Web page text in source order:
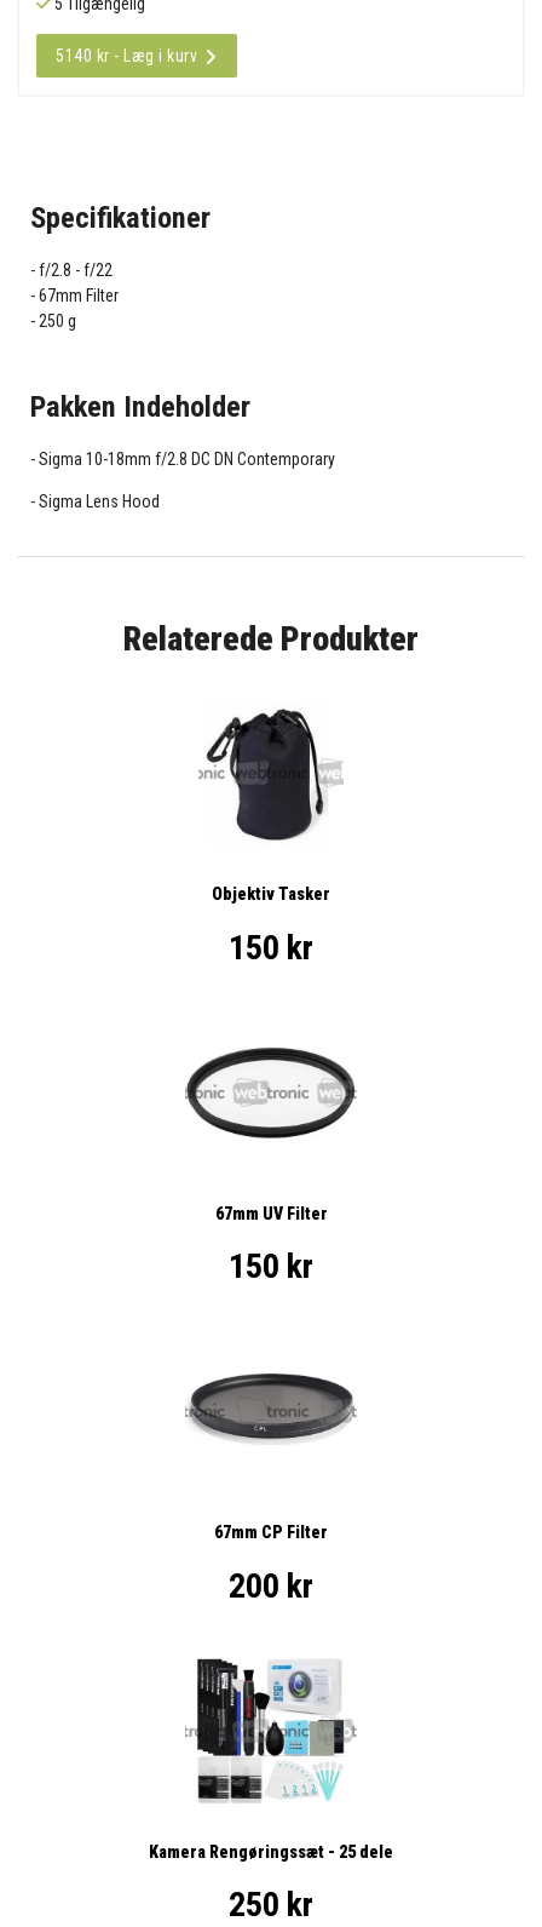
5140 kr - Læg i kurv
Specifikationer
f/2.8 - f/22
67mm Filter
250 g
Pakken Indeholder
Sigma 10-18mm f/2.8 DC DN Contemporary
Sigma Lens Hood
Relaterede Produkter
Objektiv Tasker
150 kr
67mm UV Filter
150 kr
67mm CP Filter
200 kr
Kamera Rengøringssæt - 25 dele
250 kr